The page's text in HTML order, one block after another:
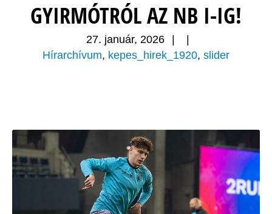
GYIRMÓTRÓL AZ NB I-IG!
27. január, 2026
Hírarchívum, kepes_hirek_1920, slider